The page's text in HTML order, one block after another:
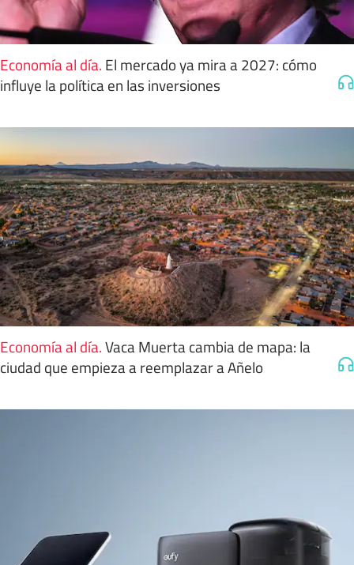
Economía al día. El mercado ya mira a 2027: cómo
influye la política en las inversiones
Economía al día.Vaca Muerta cambia de mapa: la
ciudad que empieza a reemplazar a Añelo